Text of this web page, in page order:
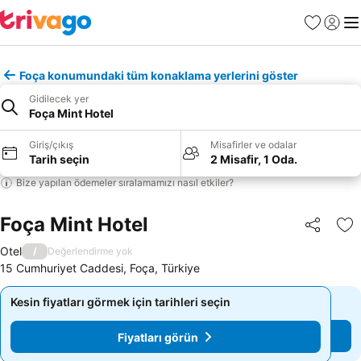
Favoriler
Giriş
Foça konumundaki tüm konaklama yerlerini göster
Gidilecek yer
Foça Mint Hotel
Giriş/çıkış
Tarih seçin
Misafirler ve odalar
2 Misafir, 1 Oda.
Bize yapılan ödemeler sıralamamızı nasıl etkiler?
Foça Mint Hotel Paylaş
Otel / Değerlendirme yok
15 Cumhuriyet Caddesi, Foça, Türkiye
Kesin fiyatları görmek için tarihleri seçin
Fiyatları görün
Kesin fiyatları görmek için tarihleri seçin
Fiyatları görün